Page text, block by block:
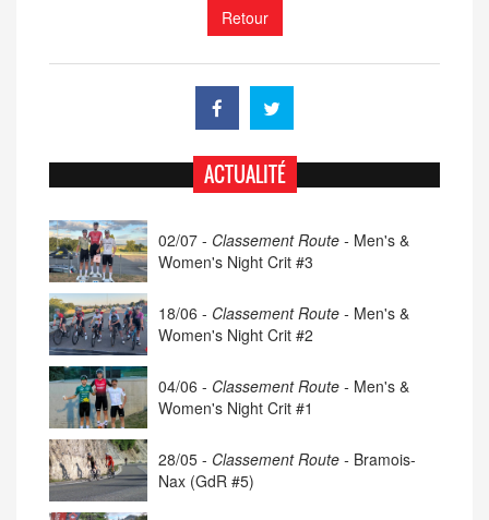
Retour
ACTUALITÉ
02/07 - Classement Route - Men's &
Women's Night Crit #3
18/06 - Classement Route - Men's &
Women's Night Crit #2
04/06 - Classement Route - Men's &
Women's Night Crit #1
28/05 - Classement Route - Bramois-
Nax (GdR #5)